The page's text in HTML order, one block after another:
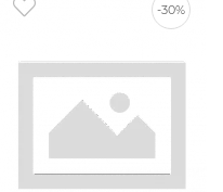
-30%